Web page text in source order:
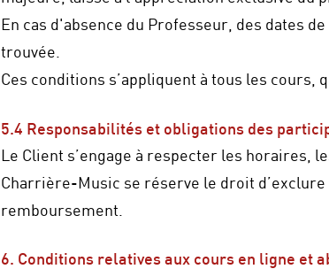
En cas d'absence du Professeur, des dates
trouvée.
Ces conditions s’appliquent à tous les cours,
5.4 Responsabilités et obligations des
Le Client s’engage à respecter les horaires,
Charrière-Music se réserve le droit
remboursement.
6. Conditions relatives aux cours en ligne et